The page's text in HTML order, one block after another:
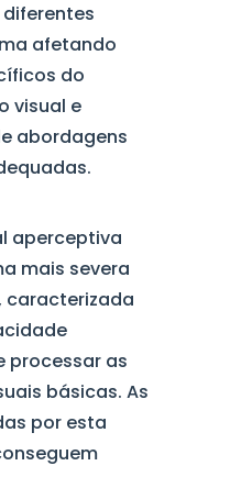
afetando
do
visual e
abordagens
aperceptiva
mais severa
caracterizada
processar as
básicas. As
por esta